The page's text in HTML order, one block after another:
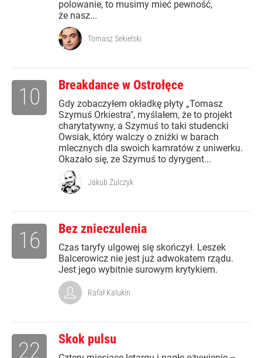
polowanie, to musimy mieć pewność,
że nasz...
Tomasz Sekielski
Breakdance w Ostrołęce
Gdy zobaczyłem okładkę płyty „Tomasz
Szymuś Orkiestra", myślałem, że to projekt
charytatywny, a Szymuś to taki studencki
Owsiak, który walczy o zniżki w barach
mlecznych dla swoich kamratów z uniwerku.
Okazało się, ze Szymuś to dyrygent...
10
Jakub Żulczyk
Bez znieczulenia
Czas taryfy ulgowej się skończył. Leszek
Balcerowicz nie jest już adwokatem rządu.
Jest jego wybitnie surowym krytykiem.
16
Rafał Kalukin
Skok pulsu
22